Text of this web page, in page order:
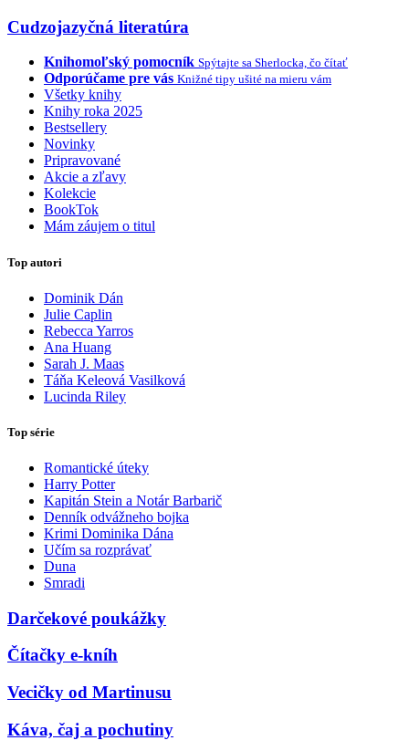
Cudzojazyčná literatúra
Knihomoľský pomocník Spýtajte sa Sherlocka, čo čítať
Odporúčame pre vás Knižné tipy ušité na mieru vám
Všetky knihy
Knihy roka 2025
Bestsellery
Novinky
Pripravované
Akcie a zľavy
Kolekcie
BookTok
Mám záujem o titul
Top autori
Dominik Dán
Julie Caplin
Rebecca Yarros
Ana Huang
Sarah J. Maas
Táňa Keleová Vasilková
Lucinda Riley
Top série
Romantické úteky
Harry Potter
Kapitán Stein a Notár Barbarič
Denník odvážneho bojka
Krimi Dominika Dána
Učím sa rozprávať
Duna
Smradi
Darčekové poukážky
Čítačky e-kníh
Vecičky od Martinusu
Káva, čaj a pochutiny